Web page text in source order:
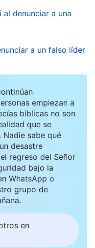
a mí
de mi carácter
Señaló que
y dijo que casi
incluso
también necesitaba
y la ayudaran, y,
Al
sentí un gran
que me veía
y no se
yo creía. ¿Por
al denunciar a una
a un falso líder
empiezan a
bíblicas no son
que se
sabe qué
desastre
regreso del Señor
bajo la
WhatsApp o
grupo de
en